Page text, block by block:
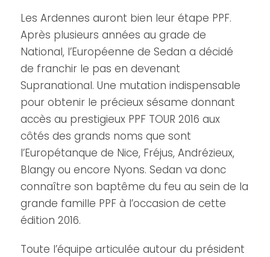
Les Ardennes auront bien leur étape PPF.
Après plusieurs années au grade de
National, l’Européenne de Sedan a décidé
de franchir le pas en devenant
Supranational. Une mutation indispensable
pour obtenir le précieux sésame donnant
accès au prestigieux PPF TOUR 2016 aux
côtés des grands noms que sont
l’Europétanque de Nice, Fréjus, Andrézieux,
Blangy ou encore Nyons. Sedan va donc
connaître son baptême du feu au sein de la
grande famille PPF à l’occasion de cette
édition 2016.
Toute l’équipe articulée autour du président